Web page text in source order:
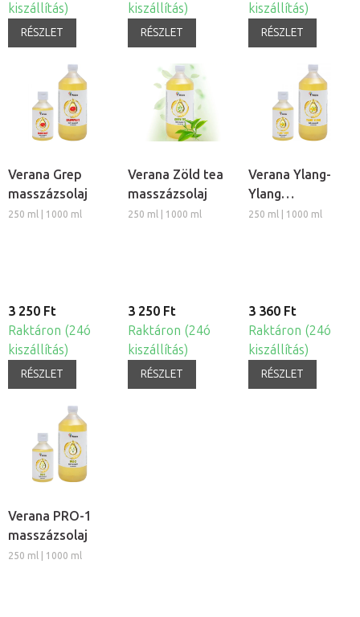
kiszállítás)
RÉSZLET
kiszállítás)
RÉSZLET
kiszállítás)
RÉSZLET
Verana Grep
masszázsolaj
250 ml | 1000 ml
3 250 Ft
Raktáron (24ó
kiszállítás)
RÉSZLET
Verana Zöld tea
masszázsolaj
250 ml | 1000 ml
3 250 Ft
Raktáron (24ó
kiszállítás)
RÉSZLET
Verana Ylang-
Ylang
masszázsolaj
250 ml | 1000 ml
3 360 Ft
Raktáron (24ó
kiszállítás)
RÉSZLET
Verana PRO-1
masszázsolaj
250 ml | 1000 ml